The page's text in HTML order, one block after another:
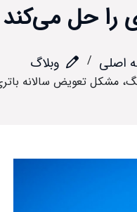
را حل می‌کند
اصلی وبلاگ